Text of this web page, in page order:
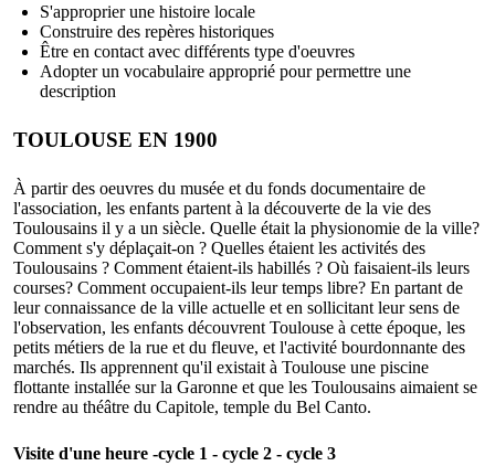
S'approprier une histoire locale
Construire des repères historiques
Être en contact avec différents type d'oeuvres
Adopter un vocabulaire approprié pour permettre une
description
TOULOUSE EN 1900
À partir des oeuvres du musée et du fonds documentaire de
l'association, les enfants partent à la découverte de la vie des
Toulousains il y a un siècle. Quelle était la physionomie de la ville?
Comment s'y déplaçait-on ? Quelles étaient les activités des
Toulousains ? Comment étaient-ils habillés ? Où faisaient-ils leurs
courses? Comment occupaient-ils leur temps libre? En partant de
leur connaissance de la ville actuelle et en sollicitant leur sens de
l'observation, les enfants découvrent Toulouse à cette époque, les
petits métiers de la rue et du fleuve, et l'activité bourdonnante des
marchés. Ils apprennent qu'il existait à Toulouse une piscine
flottante installée sur la Garonne et que les Toulousains aimaient se
rendre au théâtre du Capitole, temple du Bel Canto.
Visite d'une heure -cycle 1 - cycle 2 - cycle 3